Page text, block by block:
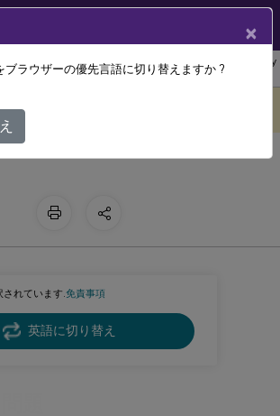
ル デリバリー エージェント
Linux Virtual Delivery
されています.免責事項
英語に切り替え
題
×
ブラウザーの優先言語に切り替えますか ?